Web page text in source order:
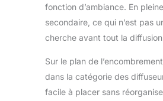
fonction d’ambiance. En
secondaire, ce qui n’est pas
cherche avant tout la diffusion
Sur le plan de
dans la catégorie des
facile à placer sans